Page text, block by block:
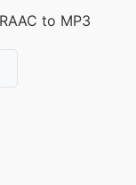
AAC to MP3